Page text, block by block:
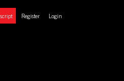
Register Login